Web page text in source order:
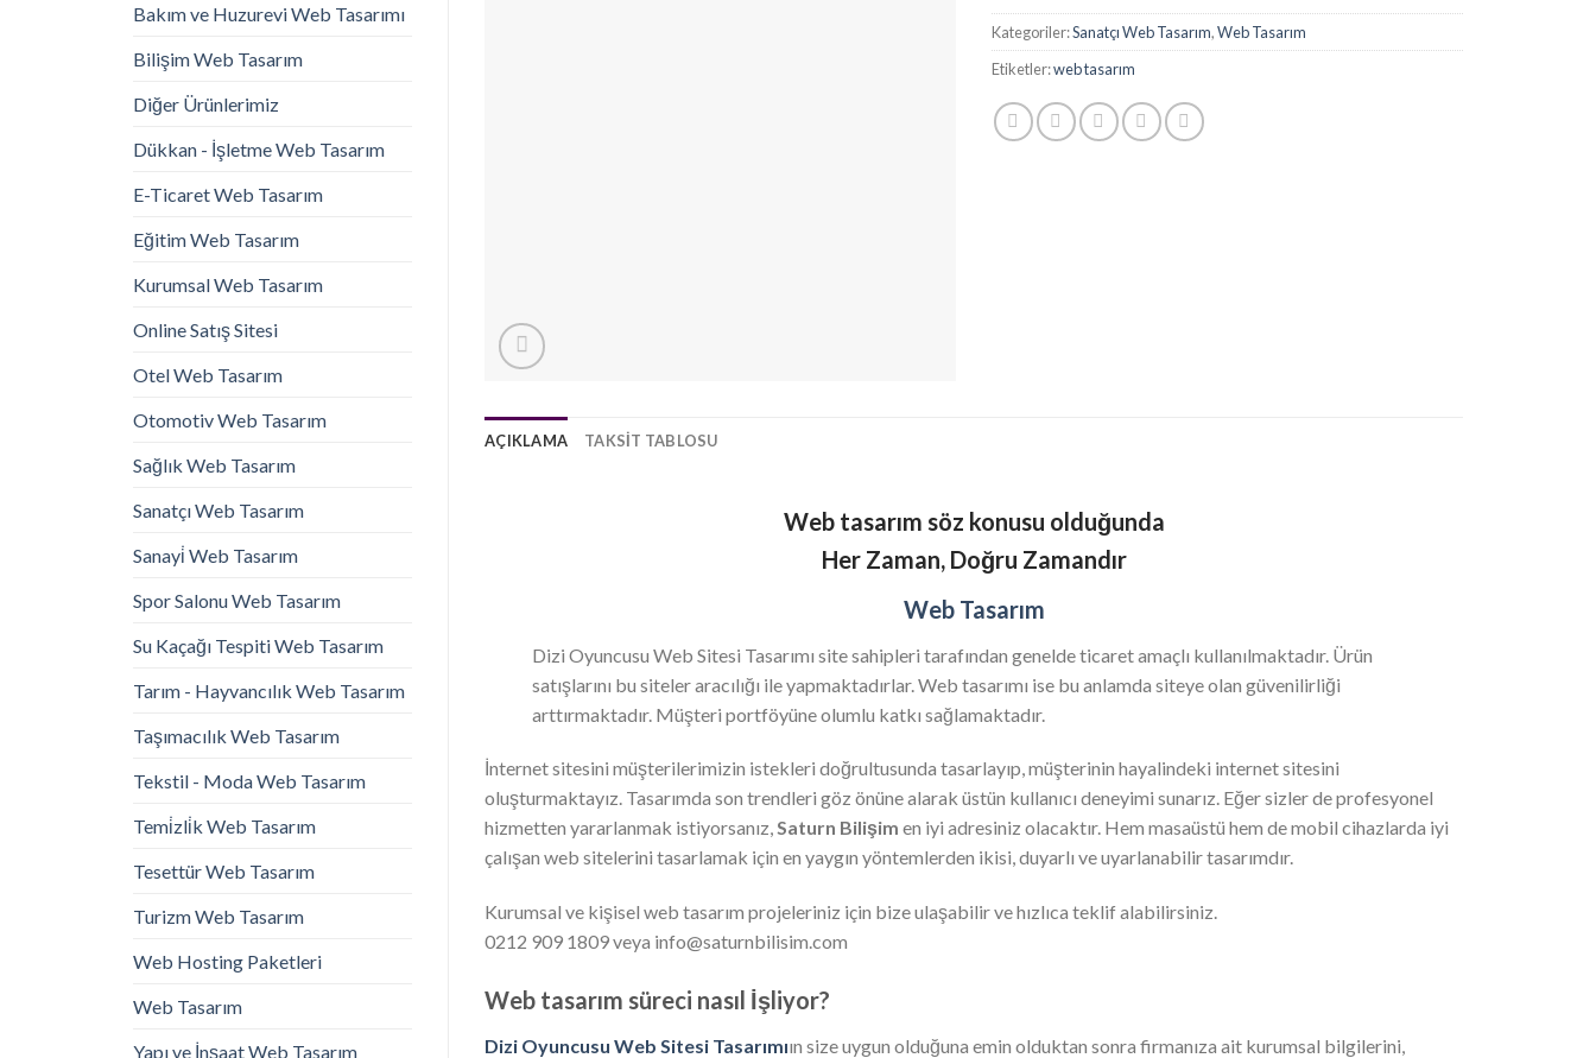
Bakım ve Huzurevi Web Tasarımı
Bilişim Web Tasarım
Diğer Ürünlerimiz
Dükkan - İşletme Web Tasarım
E-Ticaret Web Tasarım
Eğitim Web Tasarım
Kurumsal Web Tasarım
Online Satış Sitesi
Otel Web Tasarım
Otomotiv Web Tasarım
Sağlık Web Tasarım
Sanatçı Web Tasarım
Sanayi̇ Web Tasarım
Spor Salonu Web Tasarım
Su Kaçağı Tespiti Web Tasarım
Tarım - Hayvancılık Web Tasarım
Taşımacılık Web Tasarım
Tekstil - Moda Web Tasarım
Temi̇zli̇k Web Tasarım
Tesettür Web Tasarım
Turizm Web Tasarım
Web Hosting Paketleri
Web Tasarım
Yapı ve İnşaat Web Tasarım
Kategoriler:Sanatçı Web Tasarım,Web Tasarım
Etiketler:web tasarım
AÇIKLAMA TAKSIT TABLOSU
Web tasarım söz konusu olduğunda
Her Zaman, Doğru Zamandır
Web Tasarım
Dizi Oyuncusu Web Sitesi Tasarımı site sahipleri tarafından genelde ticaret amaçlı kullanılmaktadır. Ürün
satışlarını bu siteler aracılığı ile yapmaktadırlar. Web tasarımı ise bu anlamda siteye olan güvenilirliği
arttırmaktadır. Müşteri portföyüne olumlu katkı sağlamaktadır.
İnternet sitesini müşterilerimizin istekleri doğrultusunda tasarlayıp, müşterinin hayalindeki internet sitesini
oluşturmaktayız. Tasarımda son trendleri göz önüne alarak üstün kullanıcı deneyimi sunarız. Eğer sizler de profesyonel
hizmetten yararlanmak istiyorsanız,Saturn Bilişim en iyi adresiniz olacaktır. Hem masaüstü hem de mobil cihazlarda iyi
çalışan web sitelerini tasarlamak için en yaygın yöntemlerden ikisi, duyarlı ve uyarlanabilir tasarımdır.
Kurumsal ve kişisel web tasarım projeleriniz için bize ulaşabilir ve hızlıca teklif alabilirsiniz.
0212 909 1809 veya info@saturnbilisim.com
Web tasarım süreci nasıl İşliyor?
Dizi Oyuncusu Web Sitesi Tasarımıın size uygun olduğuna emin olduktan sonra firmanıza ait kurumsal bilgilerini,